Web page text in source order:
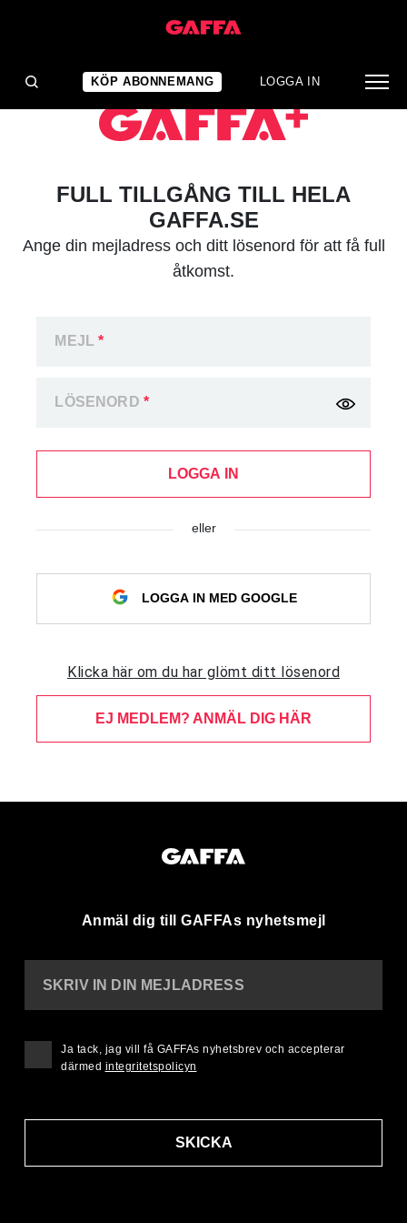
KÖP ABONNEMANG LOGGA IN
FULL TILLGÅNG TILL HELA
GAFFA.SE
Ange din mejladress och ditt lösenord för att få full
åtkomst.
MEJL*
LÖSENORD *
LOGGA IN
eller
LOGGA IN MED GOOGLE
Klicka här om du har glömt ditt lösenord
EJ MEDLEM? ANMÄL DIG HÄR
Anmäl dig till GAFFAs nyhetsmejl
SKRIV IN DIN MEJLADRESS
SKICKA
Ja tack, jag vill få GAFFAs nyhetsbrev och accepterar
därmed integritetspolicyn